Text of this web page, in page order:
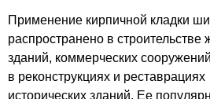
Применение кирпичной кладки
распространено в строительстве
зданий, коммерческих
в реконструкциях и реставрациях
исторических зданий. Ее